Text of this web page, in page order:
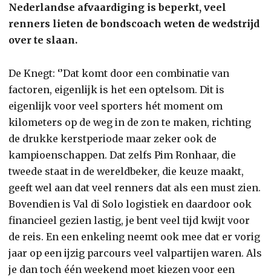
Nederlandse afvaardiging is beperkt, veel
renners lieten de bondscoach weten de wedstrijd
over te slaan.
De Knegt: ‘’Dat komt door een combinatie van
factoren, eigenlijk is het een optelsom. Dit is
eigenlijk voor veel sporters hét moment om
kilometers op de weg in de zon te maken, richting
de drukke kerstperiode maar zeker ook de
kampioenschappen. Dat zelfs Pim Ronhaar, die
tweede staat in de wereldbeker, die keuze maakt,
geeft wel aan dat veel renners dat als een must zien.
Bovendien is Val di Solo logistiek en daardoor ook
financieel gezien lastig, je bent veel tijd kwijt voor
de reis. En een enkeling neemt ook mee dat er vorig
jaar op een ijzig parcours veel valpartijen waren. Als
je dan toch één weekend moet kiezen voor een